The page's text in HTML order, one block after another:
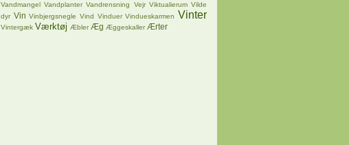
Vandmangel Vandplanter Vandrensning Vejr Viktualierum Vilde
dyr Vin Vinbjergsnegle Vind Vinduer Vindueskarmen Vinter
Vintergæk Værktøj Æbler Æg Æggeskaller Ærter